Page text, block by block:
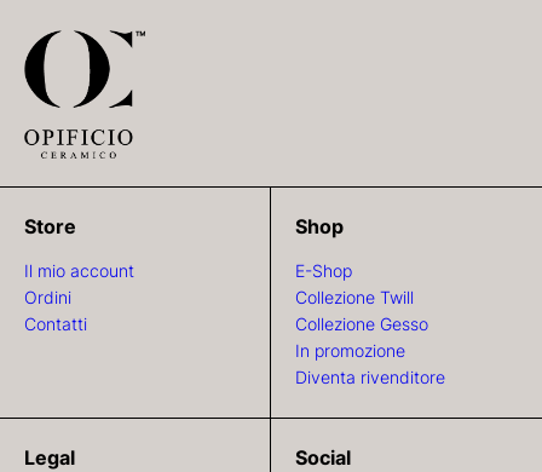
Store
Il mio account
Ordini
Contatti
Shop
E-Shop
Collezione Twill
Collezione Gesso
In promozione
Diventa rivenditore
Legal Social